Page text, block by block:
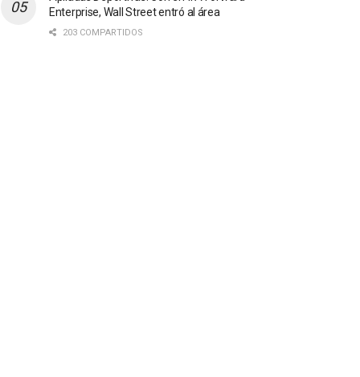
Enterprise, Wall Street entró al área
203 COMPARTIDOS